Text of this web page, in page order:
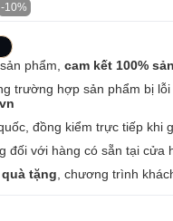
-10%
phẩm, cam kết 100%
trường hợp sản phẩm bị
đồng kiểm trực tiếp khi
đối với hàng có sẵn tại cửa
tặng , chương trình